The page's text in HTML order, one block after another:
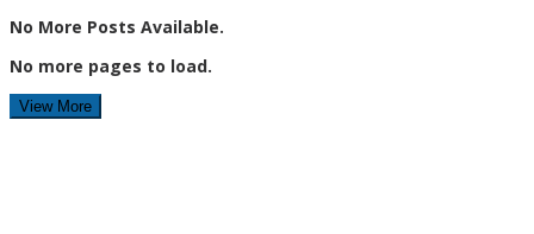
No More Posts Available.
No more pages to load.
View More